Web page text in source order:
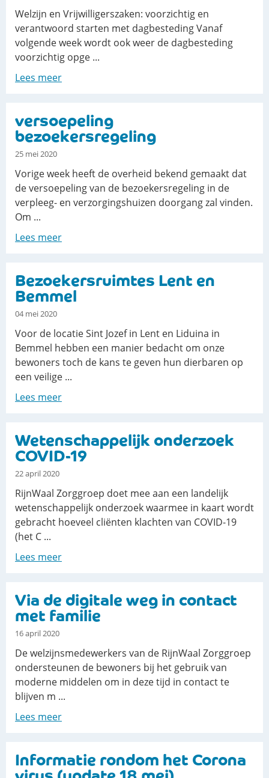
Welzijn en Vrijwilligerszaken: voorzichtig en
verantwoord starten met dagbesteding Vanaf
volgende week wordt ook weer de dagbesteding
voorzichtig opge ...
Lees meer
versoepeling
bezoekersregeling
25 mei 2020
Vorige week heeft de overheid bekend gemaakt dat
de versoepeling van de bezoekersregeling in de
verpleeg- en verzorgingshuizen doorgang zal vinden.
Om ...
Lees meer
Bezoekersruimtes Lent en
Bemmel
04 mei 2020
Voor de locatie Sint Jozef in Lent en Liduina in
Bemmel hebben een manier bedacht om onze
bewoners toch de kans te geven hun dierbaren op
een veilige ...
Lees meer
Wetenschappelijk onderzoek
COVID-19
22 april 2020
RijnWaal Zorggroep doet mee aan een landelijk
wetenschappelijk onderzoek waarmee in kaart wordt
gebracht hoeveel cliënten klachten van COVID-19
(het C ...
Lees meer
Via de digitale weg in contact
met familie
16 april 2020
De welzijnsmedewerkers van de RijnWaal Zorggroep
ondersteunen de bewoners bij het gebruik van
moderne middelen om in deze tijd in contact te
blijven m ...
Lees meer
Informatie rondom het Corona